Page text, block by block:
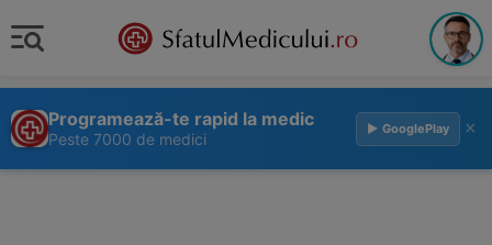
Programează-te rapid la medic
Peste 7000 de medici
▶ GooglePlay ×